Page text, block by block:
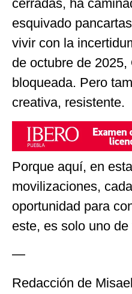
cerradas, ha
esquivado
vivir con la
de octubre de
bloqueada. Pero
creativa, resistente.
Porque aquí, en
movilizaciones,
oportunidad para
este, es solo uno de
—
Redacción de